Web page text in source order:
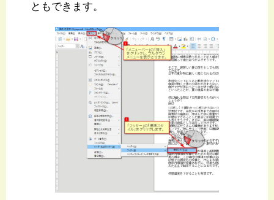
ともできます。